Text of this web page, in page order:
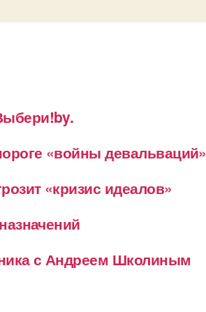
«войны девальваций»
«кризис идеалов»
с Андреем Школиным